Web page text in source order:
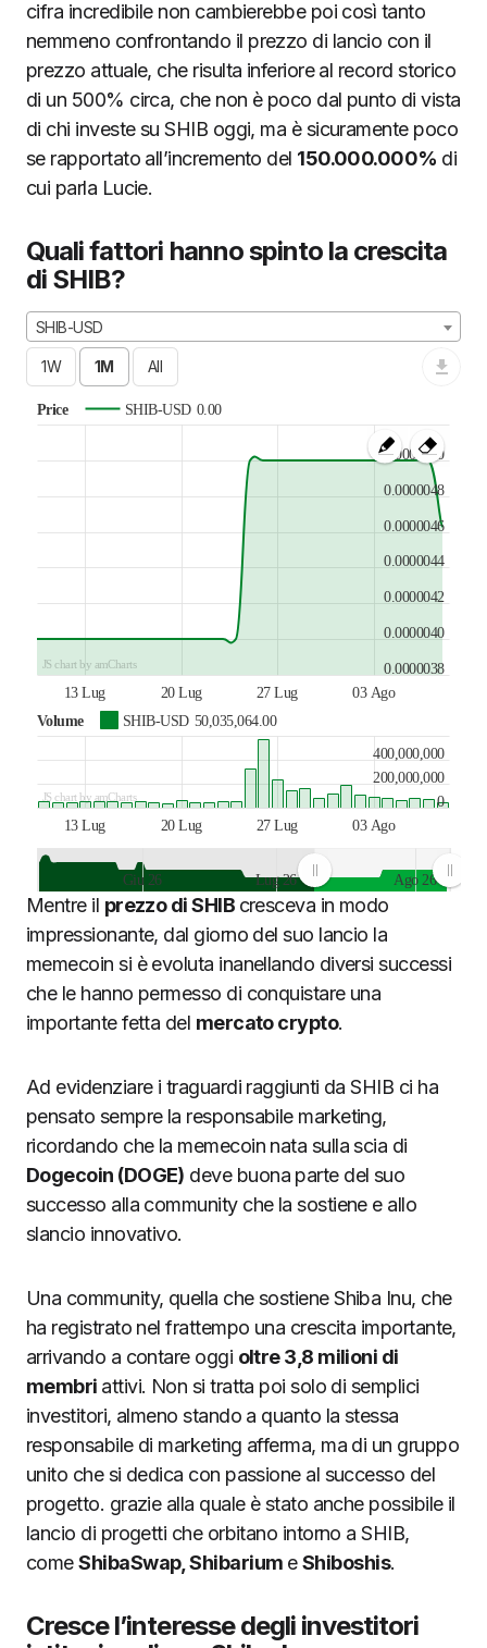
cifra incredibile non cambierebbe poi così tanto
nemmeno confrontando il prezzo di lancio con il
prezzo attuale, che risulta inferiore al record storico
di un 500% circa, che non è poco dal punto di vista
di chi investe su SHIB oggi, ma è sicuramente poco
se rapportato all’incremento del 150.000.000% di
cui parla Lucie.
Quali fattori hanno spinto la crescita
di SHIB?
SHIB-USD
Price SHIB-USD 0.00
13 Lug 20 Lug 27 Lug 03 Ago
0.0000038
0.0000040
0.0000042
0.0000044
0.0000046
0.0000048
0.0000050
JS chart by amCharts
Volume SHIB-USD 50,035,064.00
13 Lug 20 Lug 27 Lug 03 Ago
0
200,000,000
400,000,000
JS chart by amCharts
Giu 26 Lug 26 Ago 26
JS chart by amCharts
Mentre il prezzo di SHIB cresceva in modo
impressionante, dal giorno del suo lancio la
memecoin si è evoluta inanellando diversi successi
che le hanno permesso di conquistare una
importante fetta del mercato crypto.
Ad evidenziare i traguardi raggiunti da SHIB ci ha
pensato sempre la responsabile marketing,
ricordando che la memecoin nata sulla scia di
Dogecoin (DOGE) deve buona parte del suo
successo alla community che la sostiene e allo
slancio innovativo.
Una community, quella che sostiene Shiba Inu, che
ha registrato nel frattempo una crescita importante,
arrivando a contare oggi oltre 3,8 milioni di
membri attivi. Non si tratta poi solo di semplici
investitori, almeno stando a quanto la stessa
responsabile di marketing afferma, ma di un gruppo
unito che si dedica con passione al successo del
progetto. grazie alla quale è stato anche possibile il
lancio di progetti che orbitano intorno a SHIB,
comeShibaSwap, Shibarium eShiboshis.
Cresce l’interesse degli investitori